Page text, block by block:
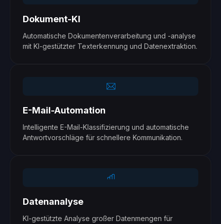
Dokument-KI
Automatische Dokumentenverarbeitung und -analyse
mit KI-gestützter Texterkennung und Datenextraktion.
E-Mail-Automation
Intelligente E-Mail-Klassifizierung und automatische
Antwortvorschläge für schnellere Kommunikation.
Datenanalyse
KI-gestützte Analyse großer Datenmengen für